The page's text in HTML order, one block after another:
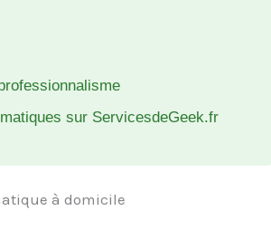
sur ServicesdeGeek.fr
à domicile